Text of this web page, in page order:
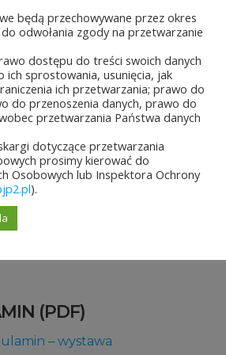
UDZIAŁU
zgłoszenia) prosimy
oraz na adres pocztowy
(PDF)
– wystawa
będą przechowywane przez okres
odwołania zgody na przetwarzanie
dostępu do treści swoich danych
sprostowania, usunięcia, jak
ich przetwarzania; prawo do
do przenoszenia danych, prawo do
przetwarzania Państwa danych
dotyczące przetwarzania
prosimy kierować do
Osobowych lub Inspektora Ochrony
).